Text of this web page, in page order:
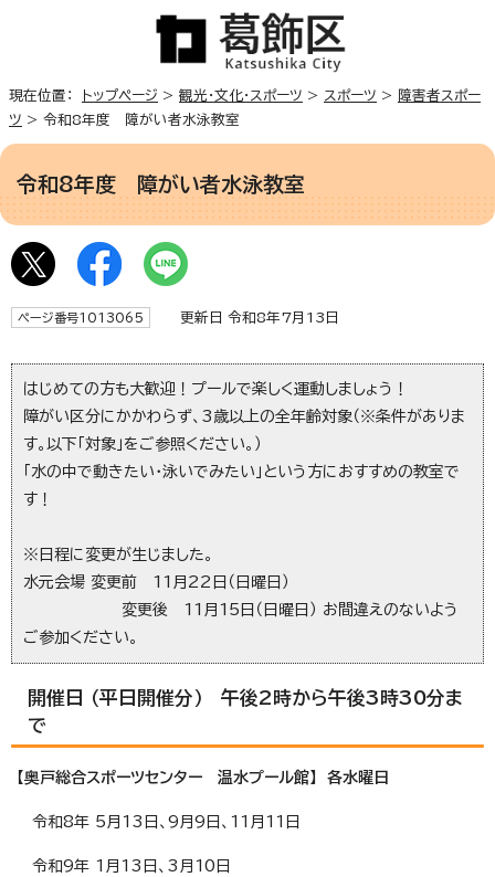
現在位置： トップページ > 観光・文化・スポーツ > スポーツ > 障害者スポー
ツ > 令和8年度 障がい者水泳教室
令和8年度 障がい者水泳教室
ページ番号1013065 更新日 令和8年7月13日
はじめての方も大歓迎！プールで楽しく運動しましょう！
障がい区分にかかわらず、3歳以上の全年齢対象（※条件がありま
す。以下「対象」をご参照ください。）
「水の中で動きたい・泳いでみたい」という方におすすめの教室で
す！
※日程に変更が生じました。
水元会場 変更前 11月22日（日曜日）
変更後 11月15日（日曜日） お間違えのないよう
ご参加ください。
開催日 （平日開催分） 午後2時から午後3時30分ま
で
【奥戸総合スポーツセンター 温水プール館】 各水曜日
令和8年 5月13日、9月9日、11月11日
令和9年 1月13日、3月10日